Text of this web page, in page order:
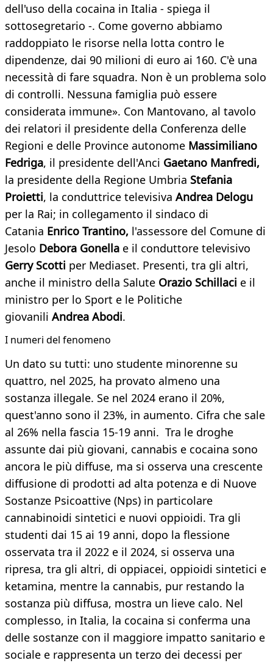
dell'uso della cocaina in Italia - spiega il
sottosegretario -. Come governo abbiamo
raddoppiato le risorse nella lotta contro le
dipendenze, dai 90 milioni di euro ai 160. C'è una
necessità di fare squadra. Non è un problema solo
di controlli. Nessuna famiglia può essere
considerata immune». Con Mantovano, al tavolo
dei relatori il presidente della Conferenza delle
Regioni e delle Province autonome Massimiliano
Fedriga, il presidente dell'Anci Gaetano Manfredi,
la presidente della Regione Umbria Stefania
Proietti, la conduttrice televisiva Andrea Delogu
per la Rai; in collegamento il sindaco di
Catania Enrico Trantino, l'assessore del Comune di
Jesolo Debora Gonella e il conduttore televisivo
Gerry Scotti per Mediaset. Presenti, tra gli altri,
anche il ministro della Salute Orazio Schillaci e il
ministro per lo Sport e le Politiche
giovanili Andrea Abodi.
I numeri del fenomeno
Un dato su tutti: uno studente minorenne su
quattro, nel 2025, ha provato almeno una
sostanza illegale. Se nel 2024 erano il 20%,
quest'anno sono il 23%, in aumento. Cifra che sale
al 26% nella fascia 15-19 anni. Tra le droghe
assunte dai più giovani, cannabis e cocaina sono
ancora le più diffuse, ma si osserva una crescente
diffusione di prodotti ad alta potenza e di Nuove
Sostanze Psicoattive (Nps) in particolare
cannabinoidi sintetici e nuovi oppioidi. Tra gli
studenti dai 15 ai 19 anni, dopo la flessione
osservata tra il 2022 e il 2024, si osserva una
ripresa, tra gli altri, di oppiacei, oppioidi sintetici e
ketamina, mentre la cannabis, pur restando la
sostanza più diffusa, mostra un lieve calo. Nel
complesso, in Italia, la cocaina si conferma una
delle sostanze con il maggiore impatto sanitario e
sociale e rappresenta un terzo dei decessi per